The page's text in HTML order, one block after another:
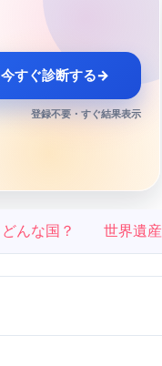
今すぐ診断する→
登録不要・すぐ結果表示
どんな国？ 世界遺産